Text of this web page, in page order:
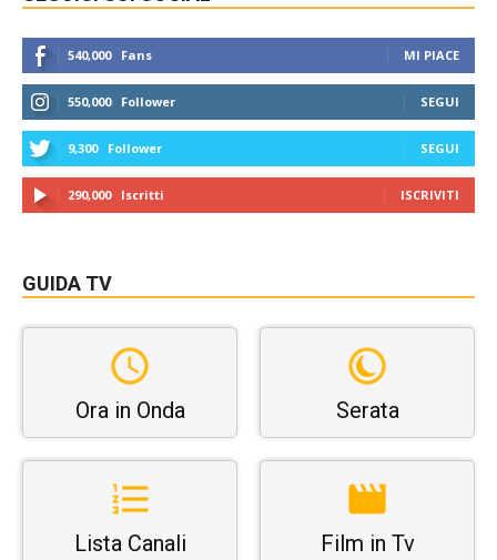
540,000 Fans MI PIACE
550,000 Follower SEGUI
9,300 Follower SEGUI
290,000 Iscritti ISCRIVITI
GUIDA TV
Ora in Onda Serata
Lista Canali Film in Tv